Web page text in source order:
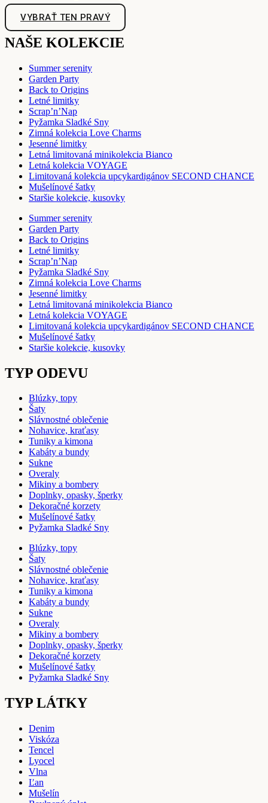
VYBRAŤ TEN PRAVÝ
NAŠE KOLEKCIE
Summer serenity
Garden Party
Back to Origins
Letné limitky
Scrap’n’Nap
Pyžamka Sladké Sny
Zimná kolekcia Love Charms
Jesenné limitky
Letná limitovaná minikolekcia Bianco
Letná kolekcia VOYAGE
Limitovaná kolekcia upcykardigánov SECOND CHANCE
Mušelínové šatky
Staršie kolekcie, kusovky
Summer serenity
Garden Party
Back to Origins
Letné limitky
Scrap’n’Nap
Pyžamka Sladké Sny
Zimná kolekcia Love Charms
Jesenné limitky
Letná limitovaná minikolekcia Bianco
Letná kolekcia VOYAGE
Limitovaná kolekcia upcykardigánov SECOND CHANCE
Mušelínové šatky
Staršie kolekcie, kusovky
TYP ODEVU
Blúzky, topy
Šaty
Slávnostné oblečenie
Nohavice, kraťasy
Tuniky a kimona
Kabáty a bundy
Sukne
Overaly
Mikiny a bombery
Doplnky, opasky, šperky
Dekoračné korzety
Mušelínové šatky
Pyžamka Sladké Sny
Blúzky, topy
Šaty
Slávnostné oblečenie
Nohavice, kraťasy
Tuniky a kimona
Kabáty a bundy
Sukne
Overaly
Mikiny a bombery
Doplnky, opasky, šperky
Dekoračné korzety
Mušelínové šatky
Pyžamka Sladké Sny
TYP LÁTKY
Denim
Viskóza
Tencel
Lyocel
Vlna
Ľan
Mušelín